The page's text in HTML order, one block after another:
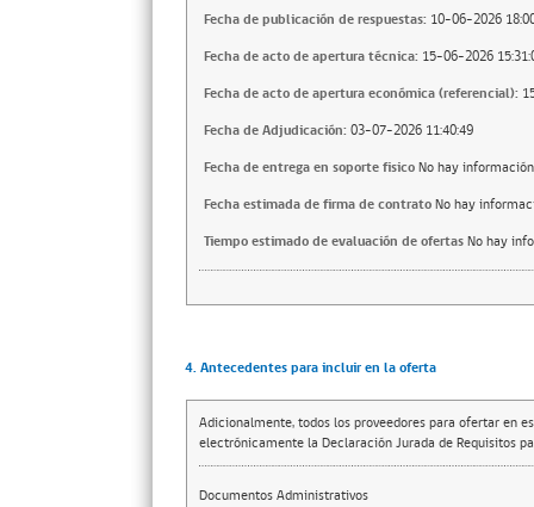
Fecha de publicación de respuestas: 10-06-2026
Fecha de acto de apertura técnica: 15-06-2026
Fecha de acto de apertura económica (referencial):
Fecha de Adjudicación: 03-07-2026 11:40:49
Fecha de entrega en soporte fisicoNo hay información
Fecha estimada de firma de contratoNo hay
Tiempo estimado de evaluación de ofertasNo hay
4. Antecedentes para incluir en la oferta
Adicionalmente, todos los proveedores para ofertar en
electrónicamente la Declaración Jurada de Requisitos
Documentos Administrativos